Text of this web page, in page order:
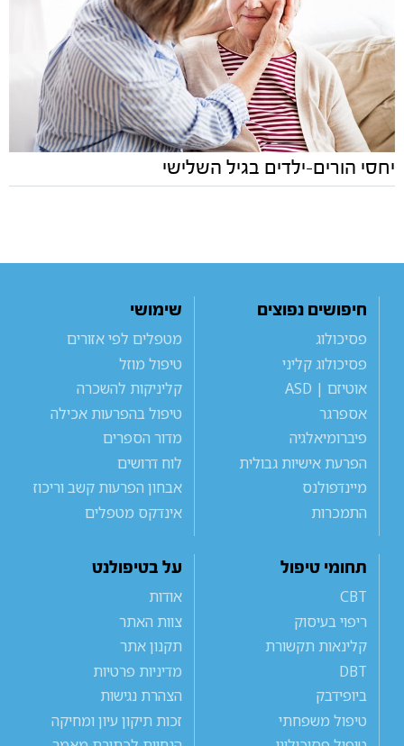
יחסי הורים-ילדים בגיל השלישי
חיפושים נפוצים
פסיכולוג
פסיכולוג קליני
אוטיזם | ASD
אספרגר
פיברומיאלגיה
הפרעת אישיות גבולית
מיינדפולנס
התמכרות
שימושי
מטפלים לפי אזורים
טיפול מוזל
קליניקות להשכרה
טיפול בהפרעות אכילה
מדור הספרים
לוח דרושים
אבחון הפרעות קשב וריכוז
אינדקס מטפלים
תחומי טיפול
CBT
ריפוי בעיסוק
קלינאות תקשורת
DBT
ביופידבק
טיפול משפחתי
על בטיפולנט
אודות
צוות האתר
תקנון אתר
מדיניות פרטיות
הצהרת נגישות
זכות תיקון עיון ומחיקה